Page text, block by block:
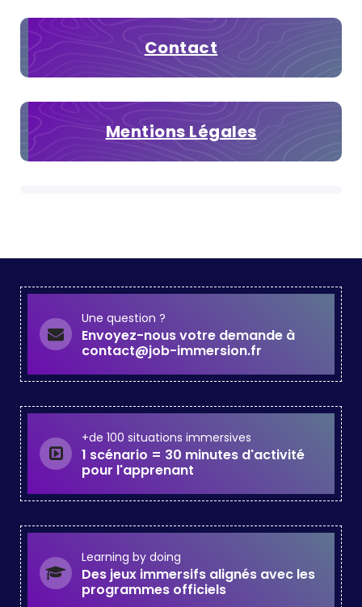
Contact
Mentions Légales
Une question ?
Envoyez-nous votre demande à
contact@job-immersion.fr
+de 100 situations immersives
1 scénario = 30 minutes d'activité
pour l'apprenant
Learning by doing
Des jeux immersifs alignés avec les
programmes officiels